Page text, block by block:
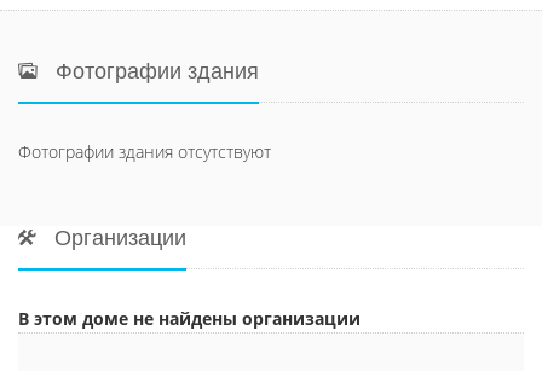
Фотографии здания
Фотографии здания отсутствуют
Организации
В этом доме не найдены организации